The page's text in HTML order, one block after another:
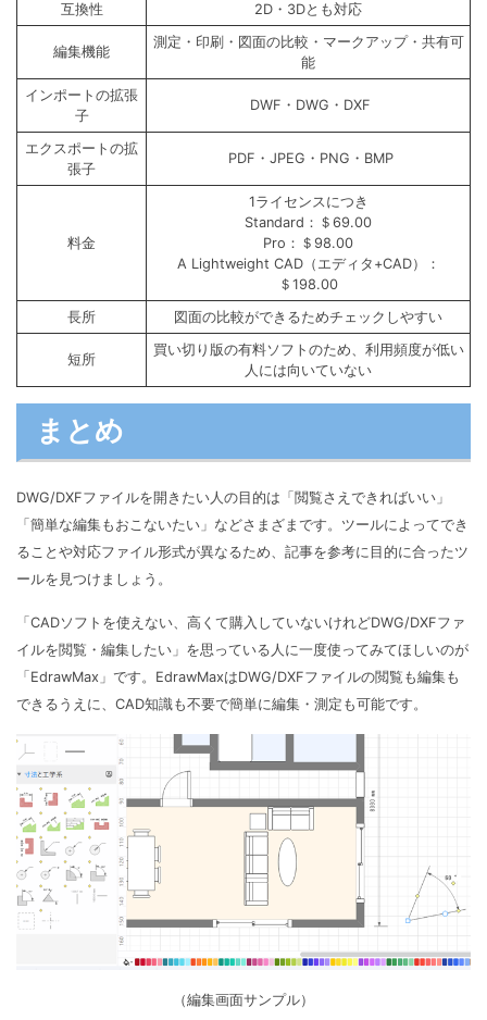
互換性 2D・3Dとも対応
編集機能
測定・印刷・図面の比較・マークアップ・共有可
能
インポートの拡張
子
DWF・DWG・DXF
エクスポートの拡
張子
PDF・JPEG・PNG・BMP
料金
1ライセンスにつき
Standard：＄69.00
Pro：＄98.00
A Lightweight CAD（エディタ+CAD）：
＄198.00
長所
図面の比較ができるためチェックしやすい
短所
買い切り版の有料ソフトのため、利用頻度が低い
人には向いていない
まとめ
DWG/DXFファイルを開きたい人の目的は「閲覧さえできればいい」
「簡単な編集もおこないたい」などさまざまです。ツールによってでき
ることや対応ファイル形式が異なるため、記事を参考に目的に合ったツ
ールを見つけましょう。
「CADソフトを使えない、高くて購入していないけれどDWG/DXFファ
イルを閲覧・編集したい」を思っている人に一度使ってみてほしいのが
「EdrawMax」です。EdrawMaxはDWG/DXFファイルの閲覧も編集も
できるうえに、CAD知識も不要で簡単に編集・測定も可能です。
（編集画面サンプル）